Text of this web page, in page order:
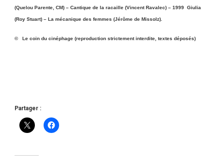
(Quelou Parente, CM) – Cantique de la racaille (Vincent Ravalec) – 1999 Giulia
(Roy Stuart) – La mécanique des femmes (Jérôme de Missolz).
© Le coin du cinéphage (reproduction strictement interdite, textes déposés)
Partager :